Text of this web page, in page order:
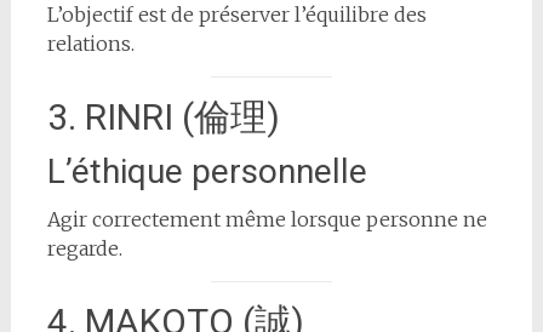
L’objectif est de préserver l’équilibre des
relations.
3. RINRI (倫理)
L’éthique personnelle
Agir correctement même lorsque personne ne
regarde.
4. MAKOTO (誠)